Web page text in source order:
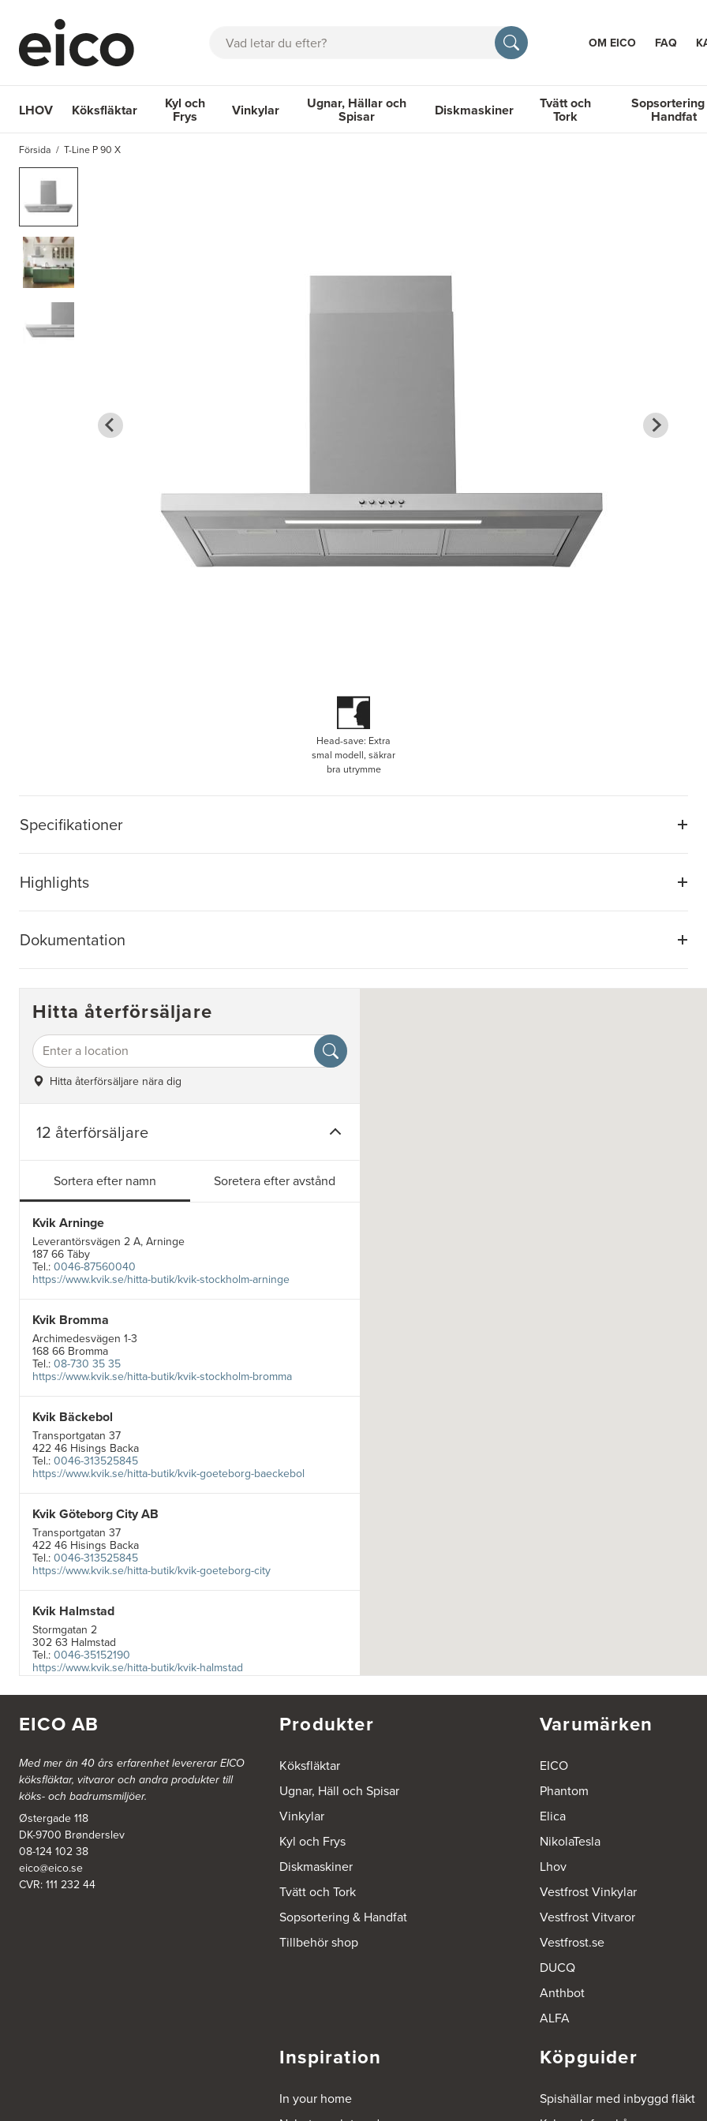
Sök OM EICO FAQ
LHOV Köksfläktar
Köksfläktar
Kyl och
Frys Vinkylar Ugnar, Hällar och
Spisar Diskmaskiner Tvätt och
Tork Handfat
Försida T-Line P 90 X
Head-save: Extra
smal modell, säkrar
bra utrymme
Specifikationer
Highlights
Dokumentation
Hitta återförsäljare
Hitta återförsäljare nära dig
12 återförsäljare
Sortera efter namn Soretera efter avstånd
Kvik Arninge
Leverantörsvägen 2 A, Arninge
187 66 Täby
Tel.:0046-87560040
https://www.kvik.se/hitta-butik/kvik-stockholm-arninge
Kvik Bromma
Archimedesvägen 1-3
168 66 Bromma
Tel.:08-730 35 35
https://www.kvik.se/hitta-butik/kvik-stockholm-bromma
Kvik Bäckebol
Transportgatan 37
422 46 Hisings Backa
Tel.:0046-313525845
https://www.kvik.se/hitta-butik/kvik-goeteborg-baeckebol
Kvik Göteborg City AB
Transportgatan 37
422 46 Hisings Backa
Tel.:0046-313525845
https://www.kvik.se/hitta-butik/kvik-goeteborg-city
Kvik Halmstad
Stormgatan 2
302 63 Halmstad
Tel.:0046-35152190
https://www.kvik.se/hitta-butik/kvik-halmstad
Ekslingan 9, Väla Norra
https://www.kvik.se/hitta-butik/kvik-helsingborg
Kvik Nova Lund
Företagsvägen 36
227 61 Lund
Tel.:0046-46700030
https://www.kvik.se/hitta-butik/kvik-nova-lund
EICO AB
Med mer än 40 års erfarenhet levererar EICO
köksfläktar, vitvaror och andra produkter till
köks- och badrumsmiljöer.
Østergade 118
DK-9700 Brønderslev
08-124 102 38
eico@eico.se
CVR: 111 232 44
Produkter
Köksfläktar
Ugnar, Häll och Spisar
Vinkylar
Kyl och Frys
Diskmaskiner
Tvätt och Tork
Sopsortering & Handfat
Tillbehör shop
Varumärken
EICO
Phantom
Elica
NikolaTesla
Lhov
Vestfrost Vinkylar
Vestfrost Vitvaror
Vestfrost.se
DUCQ
Anthbot
ALFA
Inspiration
In your home
Köpguider
Spishällar med inbyggd fläkt